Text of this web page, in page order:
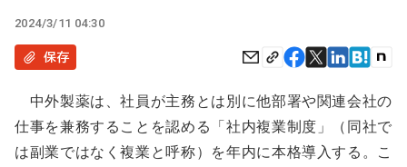
ツ
に
動
2024/3/11 04:30
保存
中外製薬は、社員が主務とは別に他部署や関連会社の
仕事を兼務することを認める「社内複業制度」（同社で
は副業ではなく複業と呼称）を年内に本格導入する。こ